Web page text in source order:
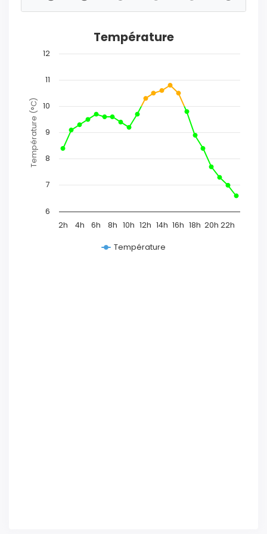
Température (°C)
Température
2h 4h 6h 8h 10h 12h 14h 16h 18h 20h 22h
6
7
8
9
10
11
12
Température